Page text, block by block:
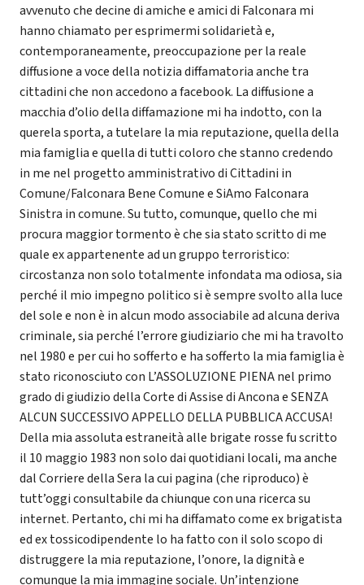
avvenuto che decine di amiche e amici di Falconara mi
hanno chiamato per esprimermi solidarietà e,
contemporaneamente, preoccupazione per la reale
diffusione a voce della notizia diffamatoria anche tra
cittadini che non accedono a facebook. La diffusione a
macchia d’olio della diffamazione mi ha indotto, con la
querela sporta, a tutelare la mia reputazione, quella della
mia famiglia e quella di tutti coloro che stanno credendo
in me nel progetto amministrativo di Cittadini in
Comune/Falconara Bene Comune e SiAmo Falconara
Sinistra in comune. Su tutto, comunque, quello che mi
procura maggior tormento è che sia stato scritto di me
quale ex appartenente ad un gruppo terroristico:
circostanza non solo totalmente infondata ma odiosa, sia
perché il mio impegno politico si è sempre svolto alla luce
del sole e non è in alcun modo associabile ad alcuna deriva
criminale, sia perché l’errore giudiziario che mi ha travolto
nel 1980 e per cui ho sofferto e ha sofferto la mia famiglia è
stato riconosciuto con L’ASSOLUZIONE PIENA nel primo
grado di giudizio della Corte di Assise di Ancona e SENZA
ALCUN SUCCESSIVO APPELLO DELLA PUBBLICA ACCUSA!
Della mia assoluta estraneità alle brigate rosse fu scritto
il 10 maggio 1983 non solo dai quotidiani locali, ma anche
dal Corriere della Sera la cui pagina (che riproduco) è
tutt’oggi consultabile da chiunque con una ricerca su
internet. Pertanto, chi mi ha diffamato come ex brigatista
ed ex tossicodipendente lo ha fatto con il solo scopo di
distruggere la mia reputazione, l’onore, la dignità e
comunque la mia immagine sociale. Un’intenzione